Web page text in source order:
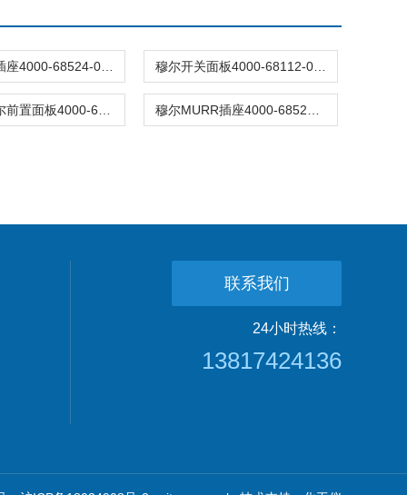
联系我们
24小时热线：
13817424136